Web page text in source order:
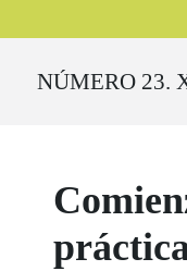
NÚMERO 23.